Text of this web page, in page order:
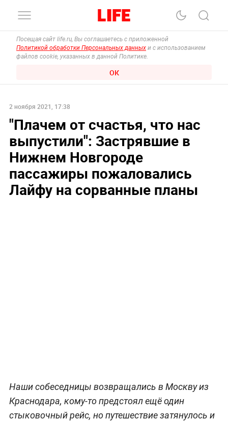
Посещая сайт life.ru, Вы соглашаетесь с приложенной
Политикой обработки Персональных данных и с использованием
файлов cookie, указанных в данной Политике.
ОК
2 ноября 2021, 17:38
"Плачем от счастья, что нас
выпустили": Застрявшие в
Нижнем Новгороде
пассажиры пожаловались
Лайфу на сорванные планы
Наши собеседницы возвращались в Москву из
Краснодара, кому-то предстоял ещё один
стыковочный рейс, но путешествие затянулось и